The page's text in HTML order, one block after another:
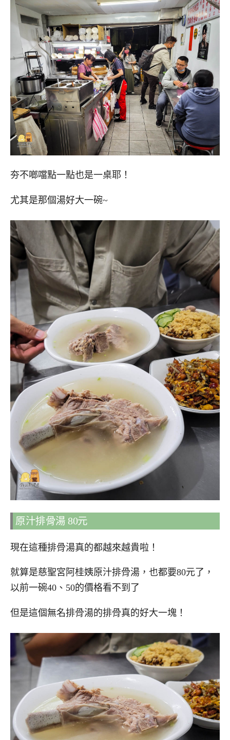
夯不啷噹點一點也是一桌耶！
尤其是那個湯好大一碗~
原汁排骨湯 80元
現在這種排骨湯真的都越來越貴啦！
就算是慈聖宮阿桂姨原汁排骨湯，也都要80元了，
以前一碗40、50的價格看不到了
但是這個無名排骨湯的排骨真的好大一塊！